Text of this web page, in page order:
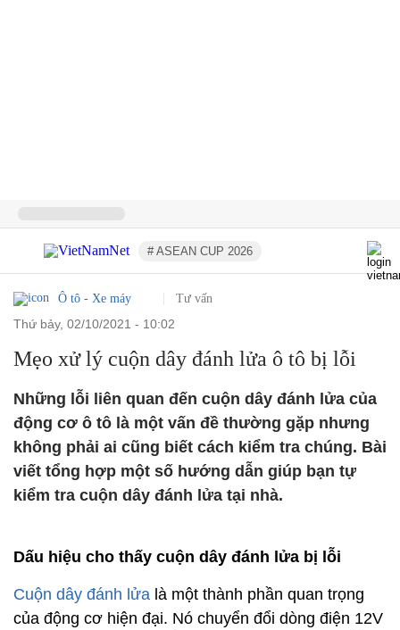
# ASEAN CUP 2026
Ô tô - Xe máy Tư vấn
thứ bảy, 02/10/2021 - 10:02
Mẹo xử lý cuộn dây đánh lửa ô tô bị lỗi
Những lỗi liên quan đến cuộn dây đánh lửa của
động cơ ô tô là một vấn đề thường gặp nhưng
không phải ai cũng biết cách kiểm tra chúng. Bài
viết tổng hợp một số hướng dẫn giúp bạn tự
kiểm tra cuộn dây đánh lửa tại nhà.
Dấu hiệu cho thấy cuộn dây đánh lửa bị lỗi
Cuộn dây đánh lửa là một thành phần quan trọng
của động cơ hiện đại. Nó chuyển đổi dòng điện 12V